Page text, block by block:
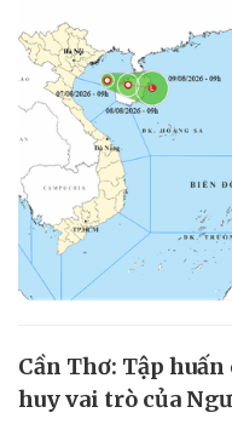
Cần Thơ: Tập
huy vai trò của